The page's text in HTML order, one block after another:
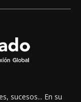
sucesos... En su